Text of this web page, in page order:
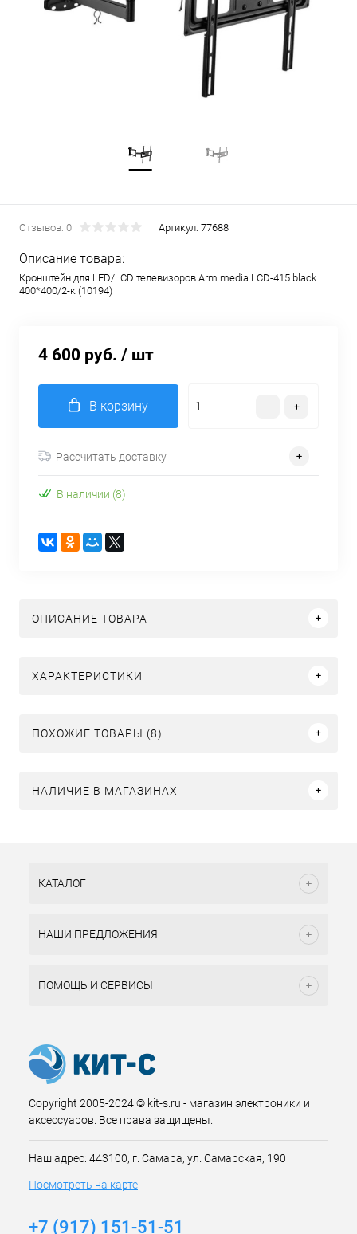
Отзывов: 0 Артикул: 77688
Описание товара:
Кронштейн для LED/LCD телевизоров Arm media LCD-415 black
400*400/2-к (10194)
4 600 руб. / шт
В корзину
Рассчитать доставку
В наличии (8)
ОПИСАНИЕ ТОВАРА
ХАРАКТЕРИСТИКИ
ПОХОЖИЕ ТОВАРЫ (8)
НАЛИЧИЕ В МАГАЗИНАХ
КАТАЛОГ
НАШИ ПРЕДЛОЖЕНИЯ
ПОМОЩЬ И СЕРВИСЫ
Copyright 2005-2024 © kit-s.ru - магазин электроники и
аксессуаров. Все права защищены.
Наш адрес: 443100, г. Самара, ул. Самарская, 190
Посмотреть на карте
+7 (917) 151-51-51